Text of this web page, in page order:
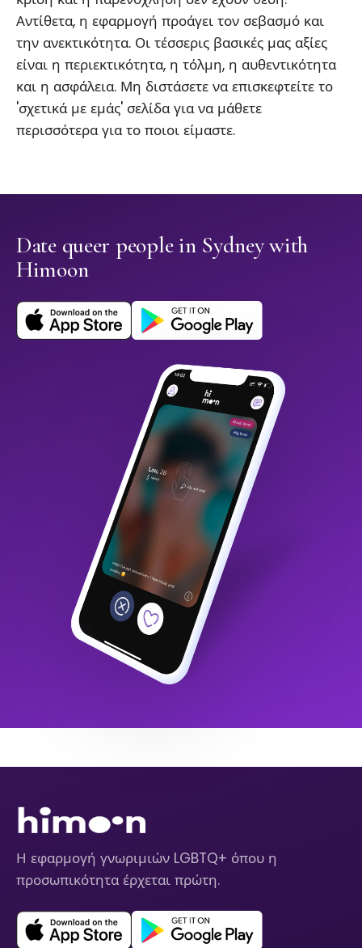
Αντίθετα, η εφαρμογή προάγει τον σεβασμό και
την ανεκτικότητα. Οι τέσσερις βασικές μας αξίες
είναι η περιεκτικότητα, η τόλμη, η αυθεντικότητα
και η ασφάλεια. Μη διστάσετε να επισκεφτείτε το
'σχετικά με εμάς' σελίδα για να μάθετε
περισσότερα για το ποιοι είμαστε.
Date queer people in Sydney with
Himoon
Η εφαρμογή γνωριμιών LGBTQ+ όπου η
προσωπικότητα έρχεται πρώτη.